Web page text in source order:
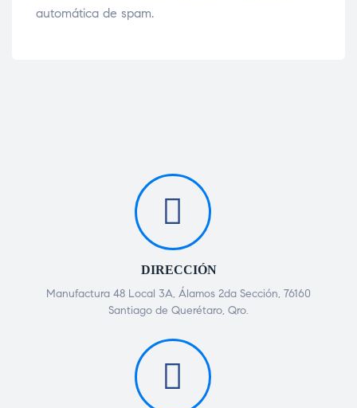
automática de spam.
DIRECCIÓN
Manufactura 48 Local 3A, Álamos 2da Sección, 76160
Santiago de Querétaro, Qro.